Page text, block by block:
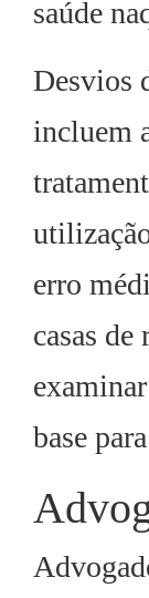
saúde
Desvios
incluem
erro
casas
base